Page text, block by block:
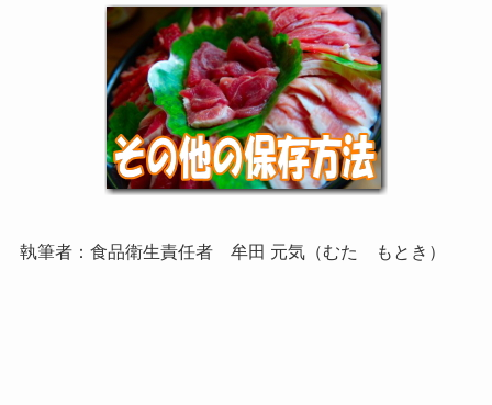
執筆者：食品衛生責任者 牟田 元気（むた もとき）